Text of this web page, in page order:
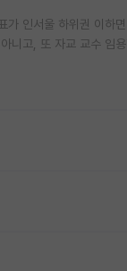
가 인서울 하위권 이하
니고, 또 자교 교수 임